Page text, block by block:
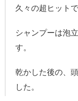
久々の超ヒットで
シャンプーは泡
す。
乾かした後の、
した。